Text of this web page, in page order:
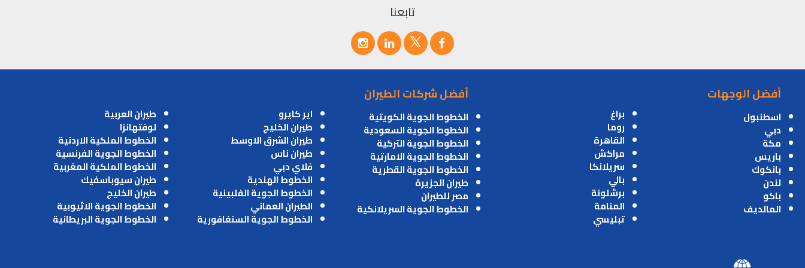
تابعنا
أفضل الوجهات
اسطنبول
دبي
مكة
باريس
بانكوك
لندن
باكو
المالديف
براغ
روما
القاهرة
مراكش
سريلانكا
بالي
برشلونة
المنامة
تبليسي
أفضل شركات الطيران
الخطوط الجوية الكويتية
الخطوط الجوية السعودية
الخطوط الجوية التركية
الخطوط الجوية الامارتية
الخطوط الجوية القطرية
طيران الجزيرة
مصر للطيران
الخطوط الجوية السريلانكية
اير كايرو
طيران الخليج
طيران الشرق الاوسط
طيران ناس
فلاي دبي
الخطوط الهندية
الخطوط الجوية الفلبينية
الطيران العماني
الخطوط الجوية السنغافورية
طيران العربية
لوفتهانزا
الخطوط الملكية الاردنية
الخطوط الجوية الفرنسية
الخطوط الملكية المغربية
طيران سيوباسفيك
طيران الخليج
الخطوط الجوية الاثيوبية
الخطوط الجوية البريطانية